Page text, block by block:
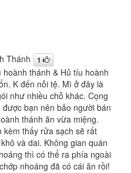
Thánh 1
thánh & Hủ tíu hoành
K đến nỗi tệ. Mì ở đây là
như nhiều chỗ khác. Cọng
bạn nên bảo người bán
thánh ăn vừa miệng.
kèm thấy rửa sạch sẽ rất
và dai. Không gian quán
thì có thể ra phía ngoài
nhoáng đã có cái ăn rồi!